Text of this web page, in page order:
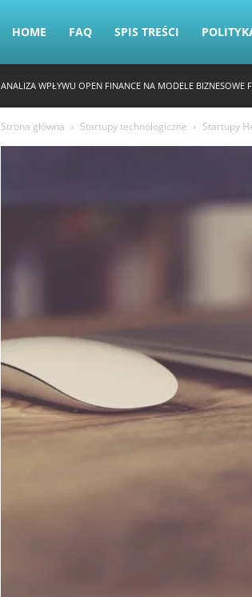
HOME FAQ SPIS TREŚCI
ANALIZA WPŁYWU OPEN FINANCE NA MODELE BIZNESOWE
Strona główna Startupy technologiczne Startupy